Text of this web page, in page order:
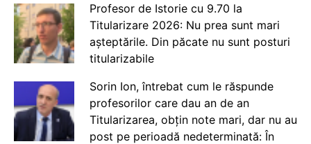
Profesor de Istorie cu 9.70 la
Titularizare 2026: Nu prea sunt mari
așteptările. Din păcate nu sunt posturi
titularizabile
Sorin Ion, întrebat cum le răspunde
profesorilor care dau an de an
Titularizarea, obțin note mari, dar nu au
post pe perioadă nedeterminată: În